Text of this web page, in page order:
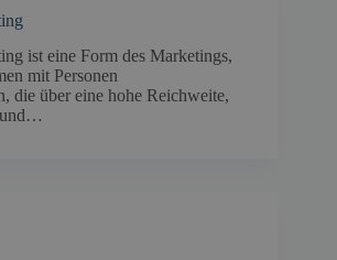
ist eine Form des Marketings,
mit Personen
die über eine hohe Reichweite,